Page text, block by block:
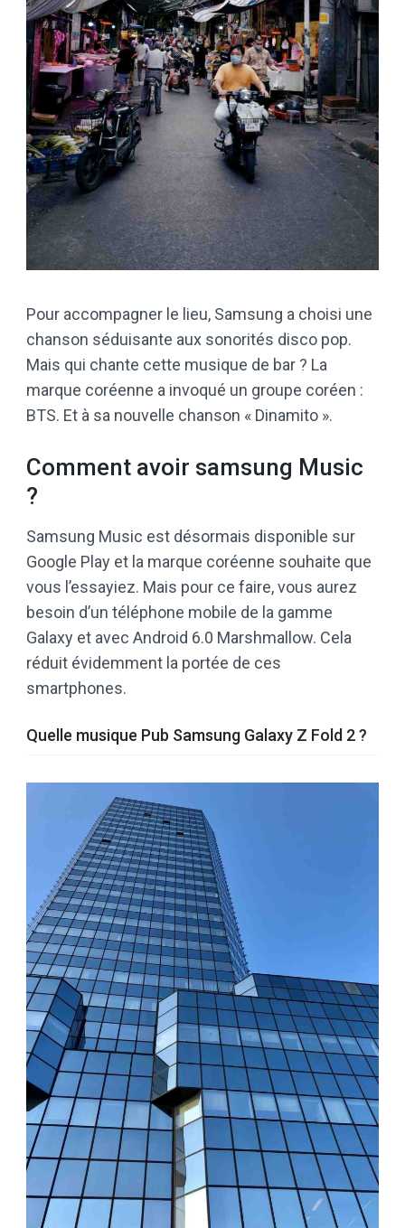
Pour accompagner le lieu, Samsung a choisi une
chanson séduisante aux sonorités disco pop.
Mais qui chante cette musique de bar ? La
marque coréenne a invoqué un groupe coréen :
BTS. Et à sa nouvelle chanson « Dinamito ».
Comment avoir samsung Music
?
Samsung Music est désormais disponible sur
Google Play et la marque coréenne souhaite que
vous l’essayiez. Mais pour ce faire, vous aurez
besoin d’un téléphone mobile de la gamme
Galaxy et avec Android 6.0 Marshmallow. Cela
réduit évidemment la portée de ces
smartphones.
Quelle musique Pub Samsung Galaxy Z Fold 2 ?